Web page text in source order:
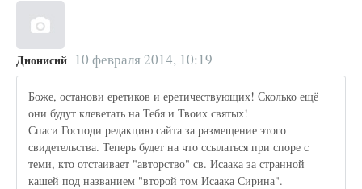
Дионисий 10 февраля 2014, 10:19
Боже, останови еретиков и еретичествующих! Сколько ещё
они будут клеветать на Тебя и Твоих святых!
Спаси Господи редакцию сайта за размещение этого
свидетельства. Теперь будет на что ссылаться при споре с
теми, кто отстаивает "авторство" св. Исаака за странной
кашей под названием "второй том Исаака Сирина".